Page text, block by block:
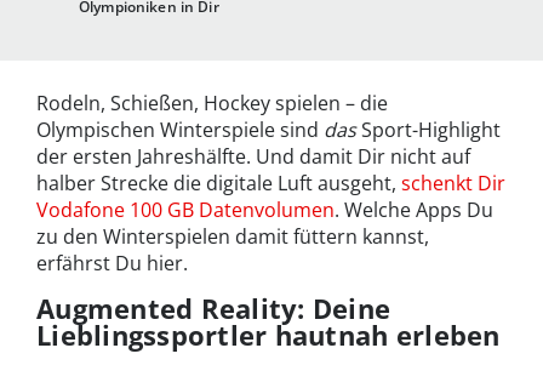
Olympioniken in Dir
Rodeln, Schießen, Hockey spielen – die
Olympischen Winterspiele sind dasSport-Highlight
der ersten Jahreshälfte. Und damit Dir nicht auf
halber Strecke die digitale Luft ausgeht, schenkt Dir
Vodafone 100 GB Datenvolumen. Welche Apps Du
zu den Winterspielen damit füttern kannst,
erfährst Du hier.
Augmented Reality: Deine
Lieblingssportler hautnah erleben